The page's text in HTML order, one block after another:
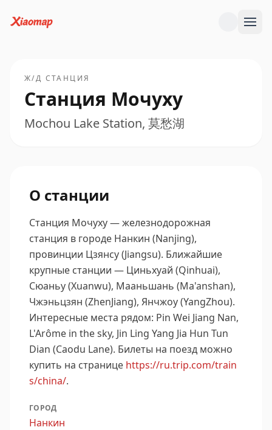
Ж/Д СТАНЦИЯ
Станция Мочуху
Mochou Lake Station, 莫愁湖
О станции
Станция Мочуху — железнодорожная
станция в городе Нанкин (Nanjing),
провинции Цзянсу (Jiangsu). Ближайшие
крупные станции — Циньхуай (Qinhuai),
Сюаньу (Xuanwu), Мааньшань (Ma'anshan),
Чжэньцзян (ZhenJiang), Янчжоу (YangZhou).
Интересные места рядом: Pin Wei Jiang Nan,
L'Arôme in the sky, Jin Ling Yang Jia Hun Tun
Dian (Caodu Lane). Билеты на поезд можно
купить на странице https://ru.trip.com/train
s/china/.
ГОРОД
Нанкин